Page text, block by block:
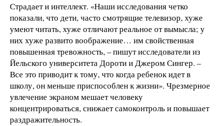
Страдает и интеллект. «Наши исследования четко
показали, что дети, часто смотрящие телевизор, хуже
умеют читать, хуже отличают реальное от вымысла; у
них хуже развито воображение… им свойственная
повышенная тревожность, – пишут исследователи из
Йельского университета Дороти и Джером Сингер. –
Все это приводит к тому, что когда ребенок идет в
школу, он меньше приспособлен к жизни». Чрезмерное
увлечение экраном мешает человеку
концентрироваться, снижает самоконтроль и повышает
раздражительность.